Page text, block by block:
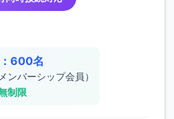
600名
ンバーシップ会員）
制限